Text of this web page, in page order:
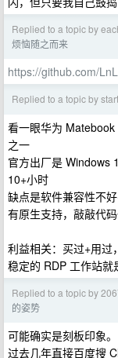
Replied to a topic by
烦恼随之而来
https://github.com/
Replied to a topic by
看一眼华为
之一
官方出厂是 Windows
10+小时
缺点是软件兼容性不
有原生支持，敲敲代
利益相关：买过+用过
稳定的 RDP 工作站就
Replied to a topic by
的姿势
可能确实是刻板印象。
过去几年直接百度搜